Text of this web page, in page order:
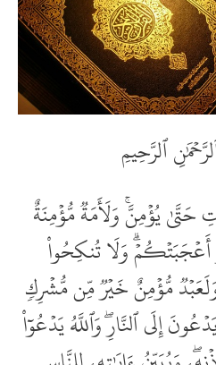
ٱلرَّحِيمِ
يُؤۡمِنَّۚ وَلَأَمَةٞ مُّؤۡمِنَةٌ
وَلَا تُنكِحُواْ
مُّؤۡمِنٌ خَيۡرٞ مِّن مُّشۡرِكٖ
إِلَى ٱلنَّارِۖ وَٱللَّهُ يَدۡعُوٓاْ